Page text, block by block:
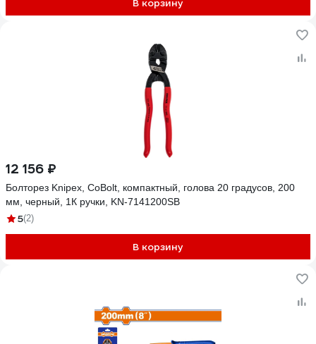
В корзину
12 156 ₽
Болторез Knipex, CoBolt, компактный, голова 20 градусов, 200
мм, черный, 1К ручки, KN-7141200SB
5(2)
В корзину